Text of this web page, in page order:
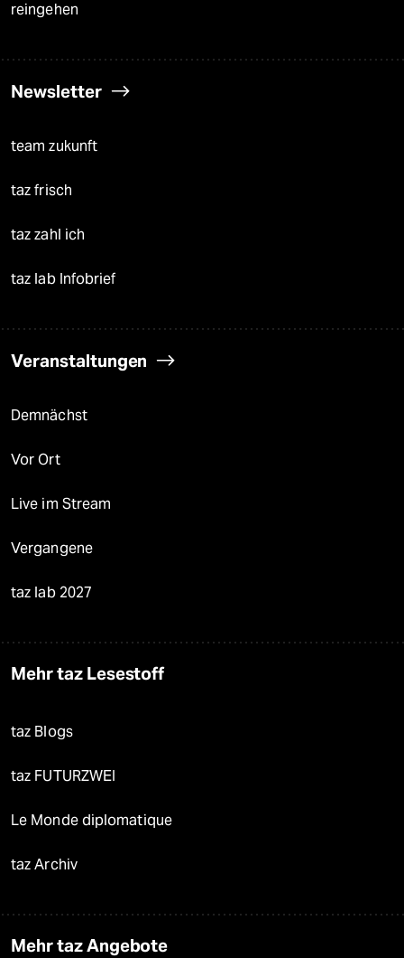
reingehen
Newsletter
team zukunft
taz frisch
taz zahl ich
taz lab Infobrief
Veranstaltungen
Demnächst
Vor Ort
Live im Stream
Vergangene
taz lab 2027
Mehr taz Lesestoff
taz Blogs
taz FUTURZWEI
Le Monde diplomatique
taz Archiv
Mehr taz Angebote